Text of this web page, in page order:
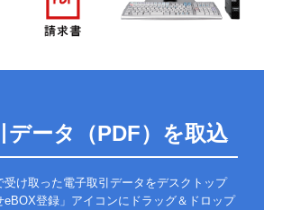
データ（PDF）を取込
受け取った電子取引データをデスクトップ
eBOX登録」アイコンにドラッグ＆ドロップ